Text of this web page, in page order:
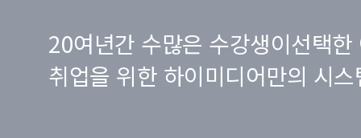
20여년간 수많은 수강생이선택한
취업을 위한 하이미디어만의 시